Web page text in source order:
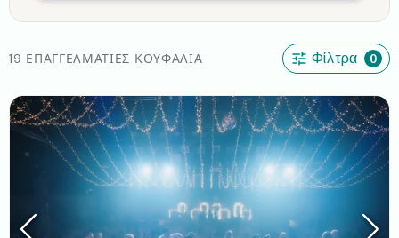
19 ΕΠΑΓΓΕΛΜΑΤΊΕΣ ΚΟΥΦΆΛΙΑ Φίλτρα 0